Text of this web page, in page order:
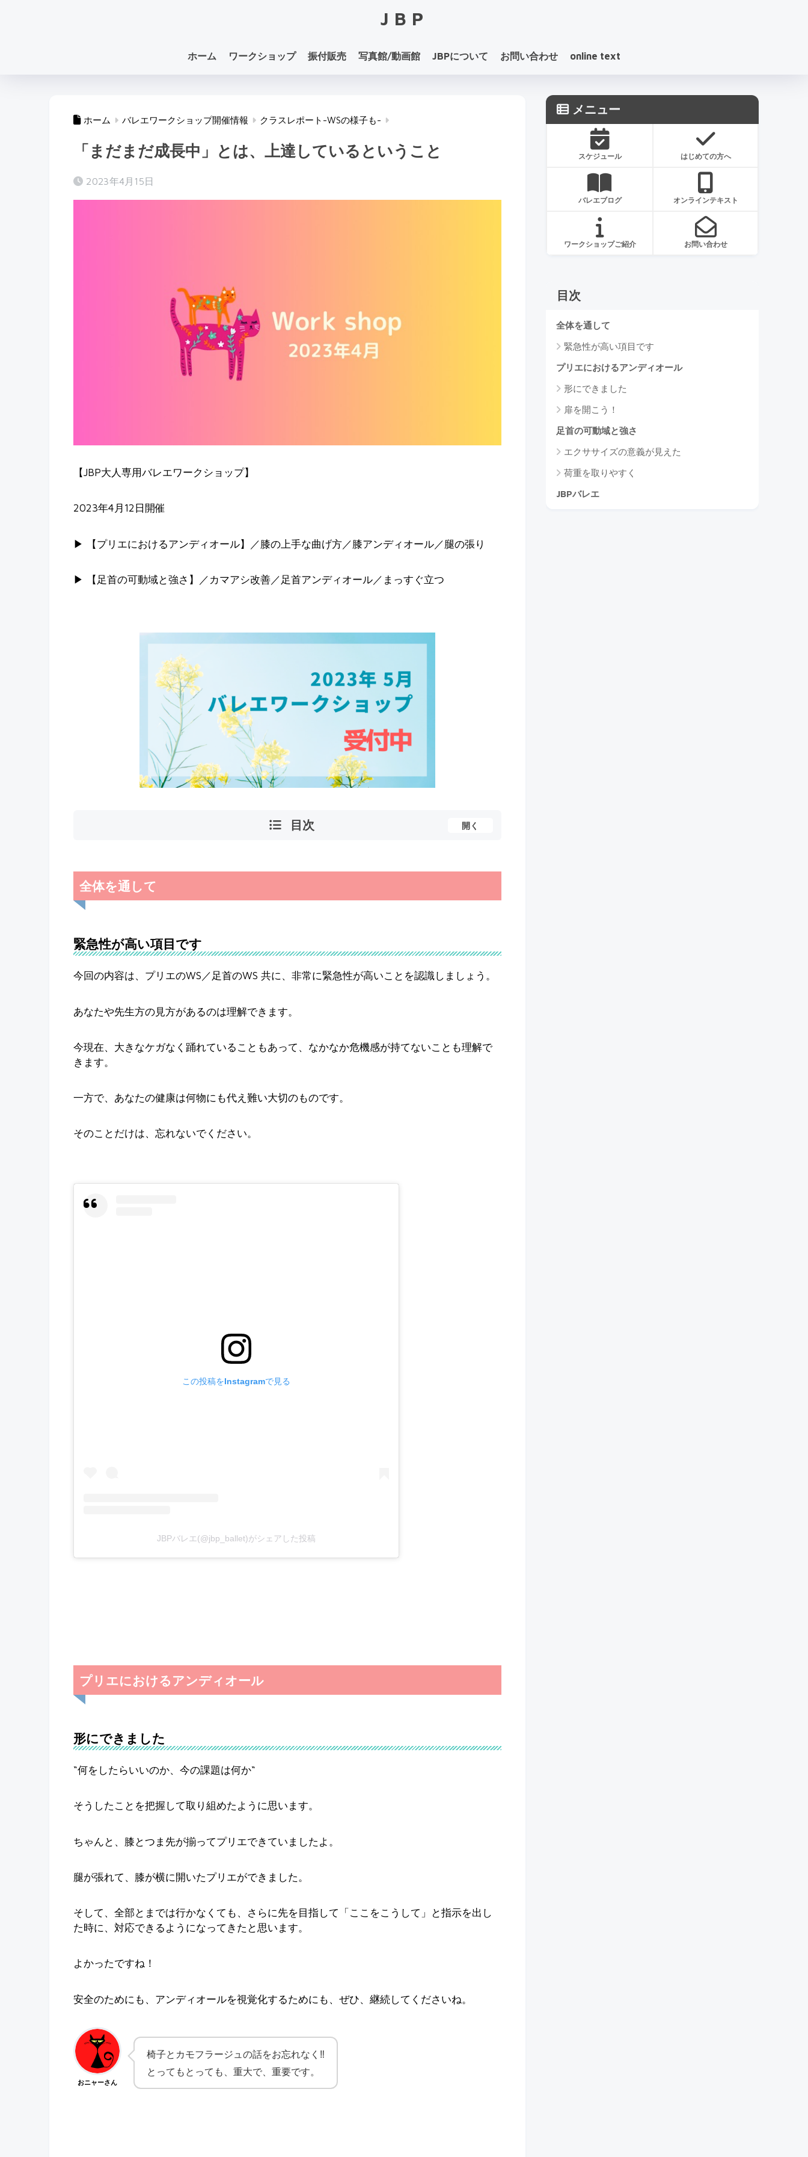
JBP
ホーム ワークショップ 振付販売 写真館/動画館 JBPについて お問い合わせ online text
ホーム バレエワークショップ開催情報 クラスレポート-WSの様子も-
「まだまだ成長中」とは、上達しているということ
2023年4月15日
【JBP大人専用バレエワークショップ】
2023年4月12日開催
▶︎ 【プリエにおけるアンディオール】／膝の上手な曲げ方／膝アンディオール／腿の張り
▶︎ 【足首の可動域と強さ】／カマアシ改善／足首アンディオール／まっすぐ立つ
目次 開く
全体を通して
緊急性が高い項目です
今回の内容は、プリエのWS／足首のWS 共に、非常に緊急性が高いことを認識しましょう。
あなたや先生方の見方があるのは理解できます。
今現在、大きなケガなく踊れていることもあって、なかなか危機感が持てないことも理解で
きます。
一方で、あなたの健康は何物にも代え難い大切のものです。
そのことだけは、忘れないでください。
この投稿をInstagramで見る
JBPバレエ(@jbp_ballet)がシェアした投稿
プリエにおけるアンディオール
形にできました
“何をしたらいいのか、今の課題は何か“
そうしたことを把握して取り組めたように思います。
ちゃんと、膝とつま先が揃ってプリエできていましたよ。
腿が張れて、膝が横に開いたプリエができました。
そして、全部とまでは行かなくても、さらに先を目指して「ここをこうして」と指示を出し
た時に、対応できるようになってきたと思います。
よかったですね！
安全のためにも、アンディオールを視覚化するためにも、ぜひ、継続してくださいね。
おニャーさん
椅子とカモフラージュの話をお忘れなく‼︎
とってもとっても、重大で、重要です。
メニュー
スケジュール はじめての方へ
バレエブログ オンラインテキスト
ワークショップご紹介 お問い合わせ
目次
全体を通して
緊急性が高い項目です
プリエにおけるアンディオール
形にできました
扉を開こう！
足首の可動域と強さ
エクササイズの意義が見えた
荷重を取りやすく
JBPバレエ